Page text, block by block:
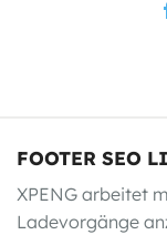
FOOTER SEO
XPENG arbeitet
Ladevorgänge